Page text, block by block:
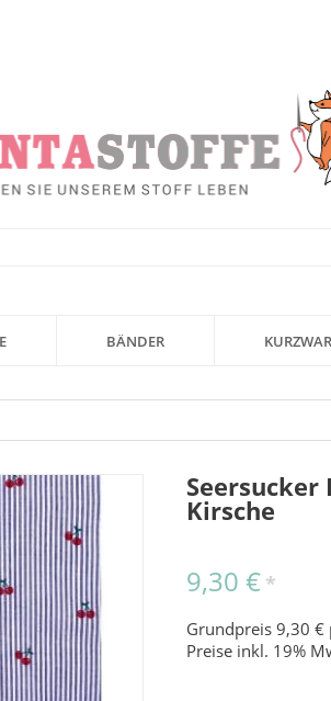
BÄNDER
Kirsche
9,30 € *
Grundpreis 9,30
Preise inkl. 19%